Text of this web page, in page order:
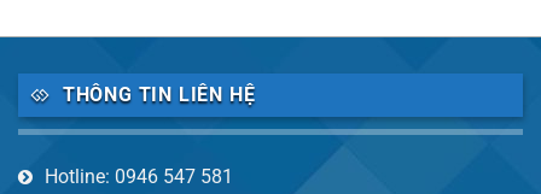
THÔNG TIN LIÊN HỆ
Hotline: 0946 547 581